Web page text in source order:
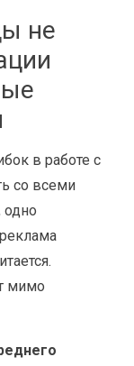
не
в работе с
со всеми
одно
мимо